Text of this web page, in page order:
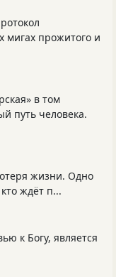
мигах прожитого и
в том
путь человека.
жизни. Одно
ждёт п...
к Богу, является